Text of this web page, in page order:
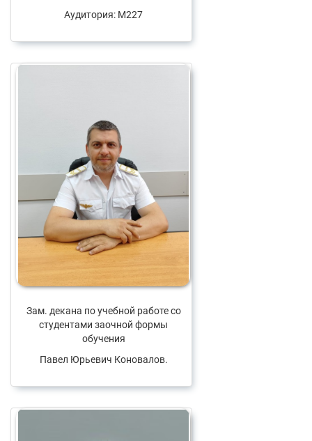
Аудитория: М227
Зам. декана по учебной работе со
студентами заочной формы
обучения
Павел Юрьевич Коновалов.